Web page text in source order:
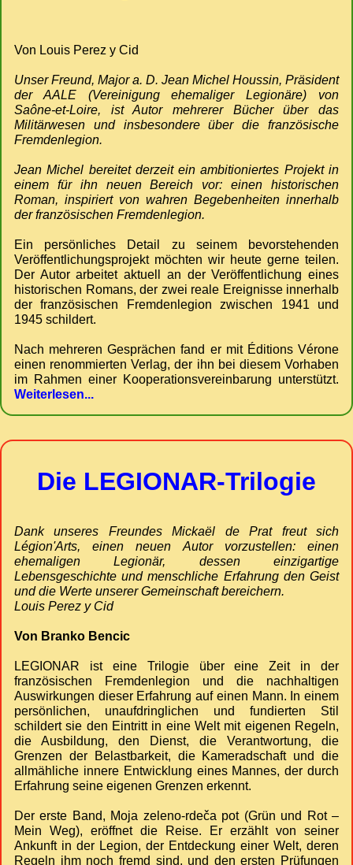
Von Louis Perez y Cid
Unser Freund, Major a. D. Jean Michel Houssin, Präsident
der AALE (Vereinigung ehemaliger Legionäre) von
Saône-et-Loire, ist Autor mehrerer Bücher über das
Militärwesen und insbesondere über die französische
Fremdenlegion.
Jean Michel bereitet derzeit ein ambitioniertes Projekt in
einem für ihn neuen Bereich vor: einen historischen
Roman, inspiriert von wahren Begebenheiten innerhalb
der französischen Fremdenlegion.
Ein persönliches Detail zu seinem bevorstehenden
Veröffentlichungsprojekt möchten wir heute gerne teilen.
Der Autor arbeitet aktuell an der Veröffentlichung eines
historischen Romans, der zwei reale Ereignisse innerhalb
der französischen Fremdenlegion zwischen 1941 und
1945 schildert.
Nach mehreren Gesprächen fand er mit Éditions Vérone
einen renommierten Verlag, der ihn bei diesem Vorhaben
im Rahmen einer Kooperationsvereinbarung unterstützt.
Weiterlesen...
Die LEGIONAR-Trilogie
Dank unseres Freundes Mickaël de Prat freut sich
Légion'Arts, einen neuen Autor vorzustellen: einen
ehemaligen Legionär, dessen einzigartige
Lebensgeschichte und menschliche Erfahrung den Geist
und die Werte unserer Gemeinschaft bereichern.
Louis Perez y Cid
Von Branko Bencic
LEGIONAR ist eine Trilogie über eine Zeit in der
französischen Fremdenlegion und die nachhaltigen
Auswirkungen dieser Erfahrung auf einen Mann. In einem
persönlichen, unaufdringlichen und fundierten Stil
schildert sie den Eintritt in eine Welt mit eigenen Regeln,
die Ausbildung, den Dienst, die Verantwortung, die
Grenzen der Belastbarkeit, die Kameradschaft und die
allmähliche innere Entwicklung eines Mannes, der durch
Erfahrung seine eigenen Grenzen erkennt.
Der erste Band, Moja zeleno-rdeča pot (Grün und Rot –
Mein Weg), eröffnet die Reise. Er erzählt von seiner
Ankunft in der Legion, der Entdeckung einer Welt, deren
Regeln ihm noch fremd sind, und den ersten Prüfungen